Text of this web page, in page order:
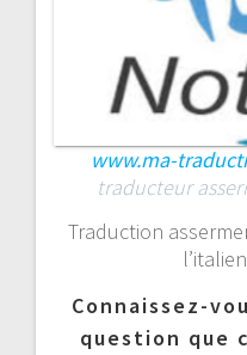
www.ma-
traducteur
Traduction
Connaissez-
question que